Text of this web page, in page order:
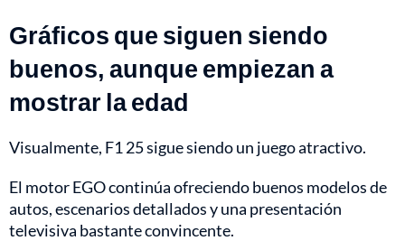
Gráficos que siguen siendo
buenos, aunque empiezan a
mostrar la edad
Visualmente, F1 25 sigue siendo un juego atractivo.
El motor EGO continúa ofreciendo buenos modelos de
autos, escenarios detallados y una presentación
televisiva bastante convincente.